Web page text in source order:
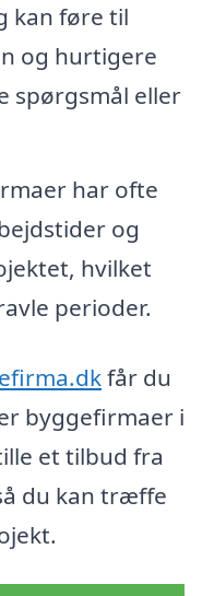
kan føre til
og hurtigere
spørgsmål eller
har ofte
og
hvilket
perioder.
får du
byggefirmaer i
et tilbud fra
du kan træffe